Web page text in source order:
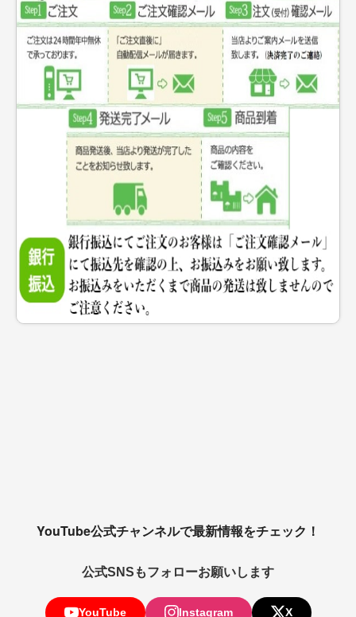
YouTube公式チャンネルで最新情報をチェック！
公式SNSもフォローお願いします
YouTube Instagram X